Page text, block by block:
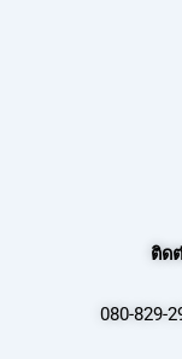
ติด
080-829-